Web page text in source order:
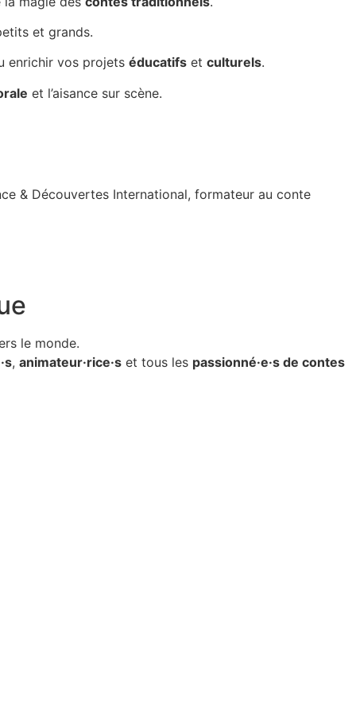
et grands.
enrichir vos projets éducatifs et culturels.
et l’aisance sur scène.
& Découvertes International, formateur au conte
le monde.
, animateur·rice·s et tous les passionné·e·s de contes